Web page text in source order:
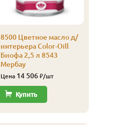
8500 Цветное масло д/
интерьера Color-Oill
Биофа 2,5 л 8543
Мербау
Цена 14 506₽/шт
Купить